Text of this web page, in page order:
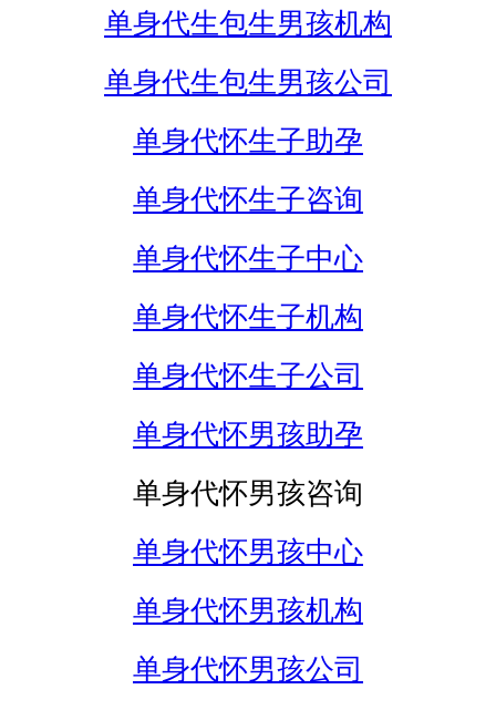
单身代生包生男孩机构
单身代生包生男孩公司
单身代怀生子助孕
单身代怀生子咨询
单身代怀生子中心
单身代怀生子机构
单身代怀生子公司
单身代怀男孩助孕
单身代怀男孩咨询
单身代怀男孩中心
单身代怀男孩机构
单身代怀男孩公司